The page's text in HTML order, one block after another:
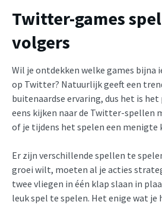
Twitter-games
volgers
Wil je ontdekken welke games bijna
op Twitter? Natuurlijk geeft een
buitenaardse ervaring, dus het is
eens kijken naar de Twitter-spellen
of je tijdens het spelen een menigte
Er zijn verschillende spellen te
groei wilt, moeten al je acties
twee vliegen in één klap slaan in
leuk spel te spelen. Het enige wat je